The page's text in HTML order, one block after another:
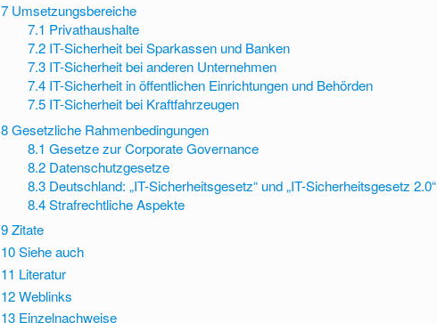
7 Umsetzungsbereiche
7.1 Privathaushalte
7.2 IT-Sicherheit bei Sparkassen und Banken
7.3 IT-Sicherheit bei anderen Unternehmen
7.4 IT-Sicherheit in öffentlichen Einrichtungen und Behörden
7.5 IT-Sicherheit bei Kraftfahrzeugen
8Gesetzliche Rahmenbedingungen
8.1 Gesetze zur Corporate Governance
8.2 Datenschutzgesetze
8.3 Deutschland: „IT-Sicherheitsgesetz“ und „IT-Sicherheitsgesetz 2.0“
8.4 Strafrechtliche Aspekte
9Zitate
10Siehe auch
11 Literatur
12Weblinks
13 Einzelnachweise